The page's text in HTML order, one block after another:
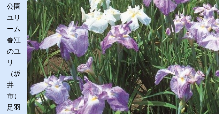
公園
ユリ
ーム
春江
のユ
リ
（坂
井
市）
足羽